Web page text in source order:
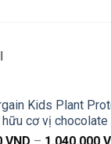
Kids Plant
cơ vị